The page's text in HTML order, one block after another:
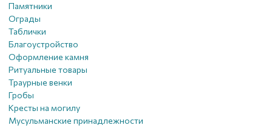
Памятники
Ограды
Таблички
Благоустройствo
Оформление камня
Ритуальные товары
Траурные венки
Гробы
Кресты на могилу
Мусульманские принадлежности